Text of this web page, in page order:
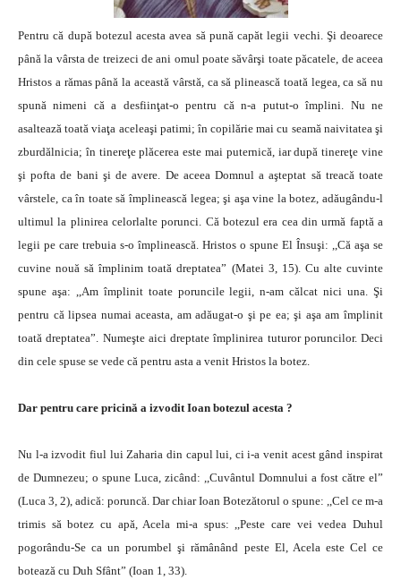
Pentru că după botezul acesta avea să pună capăt legii vechi. Şi deoarece
până la vârsta de treizeci de ani omul poate săvârşi toate păcatele, de aceea
Hristos a rămas până la această vârstă, ca să plinească toată legea, ca să nu
spună nimeni că a desfiinţat-o pentru că n-a putut-o împlini. Nu ne
asaltează toată viaţa aceleaşi patimi; în copilărie mai cu seamă naivitatea şi
zburdălnicia; în tinereţe plăcerea este mai puternică, iar după tinereţe vine
şi pofta de bani şi de avere. De aceea Domnul a aşteptat să treacă toate
vârstele, ca în toate să împlinească legea; şi aşa vine la botez, adăugându-l
ultimul la plinirea celorlalte porunci. Că botezul era cea din urmă faptă a
legii pe care trebuia s-o împlinească. Hristos o spune El Însuşi: ,,Că aşa se
cuvine nouă să împlinim toată dreptatea” (Matei 3, 15). Cu alte cuvinte
spune aşa: ,,Am împlinit toate poruncile legii, n-am călcat nici una. Şi
pentru că lipsea numai aceasta, am adăugat-o şi pe ea; şi aşa am împlinit
toată dreptatea”. Numeşte aici dreptate împlinirea tuturor poruncilor. Deci
din cele spuse se vede că pentru asta a venit Hristos la botez.
Dar pentru care pricină a izvodit Ioan botezul acesta ?
Nu l-a izvodit fiul lui Zaharia din capul lui, ci i-a venit acest gând inspirat
de Dumnezeu; o spune Luca, zicând: ,,Cuvântul Domnului a fost către el”
(Luca 3, 2), adică: poruncă. Dar chiar Ioan Botezătorul o spune: ,,Cel ce m-a
trimis să botez cu apă, Acela mi-a spus: ,,Peste care vei vedea Duhul
pogorându-Se ca un porumbel şi rămânând peste El, Acela este Cel ce
botează cu Duh Sfânt” (Ioan 1, 33).